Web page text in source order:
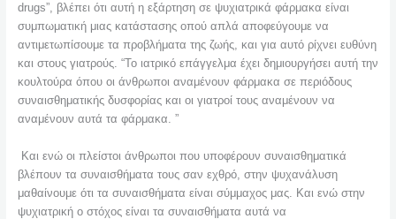
drugs”, βλέπει ότι αυτή η εξάρτηση σε ψυχιατρικά φάρμακα είναι
συμπωματική μιας κατάστασης οπού απλά αποφεύγουμε να
αντιμετωπίσουμε τα προβλήματα της ζωής, και για αυτό ρίχνει ευθύνη
και στους γιατρούς. “Το ιατρικό επάγγελμα έχει δημιουργήσει αυτή την
κουλτούρα όπου οι άνθρωποι αναμένουν φάρμακα σε περιόδους
συναισθηματικής δυσφορίας και οι γιατροί τους αναμένουν να
αναμένουν αυτά τα φάρμακα. ”
Και ενώ οι πλείστοι άνθρωποι που υποφέρουν συναισθηματικά
βλέπουν τα συναισθήματα τους σαν εχθρό, στην ψυχανάλυση
μαθαίνουμε ότι τα συναισθήματα είναι σύμμαχος μας. Και ενώ στην
ψυχιατρική ο στόχος είναι τα συναισθήματα αυτά να